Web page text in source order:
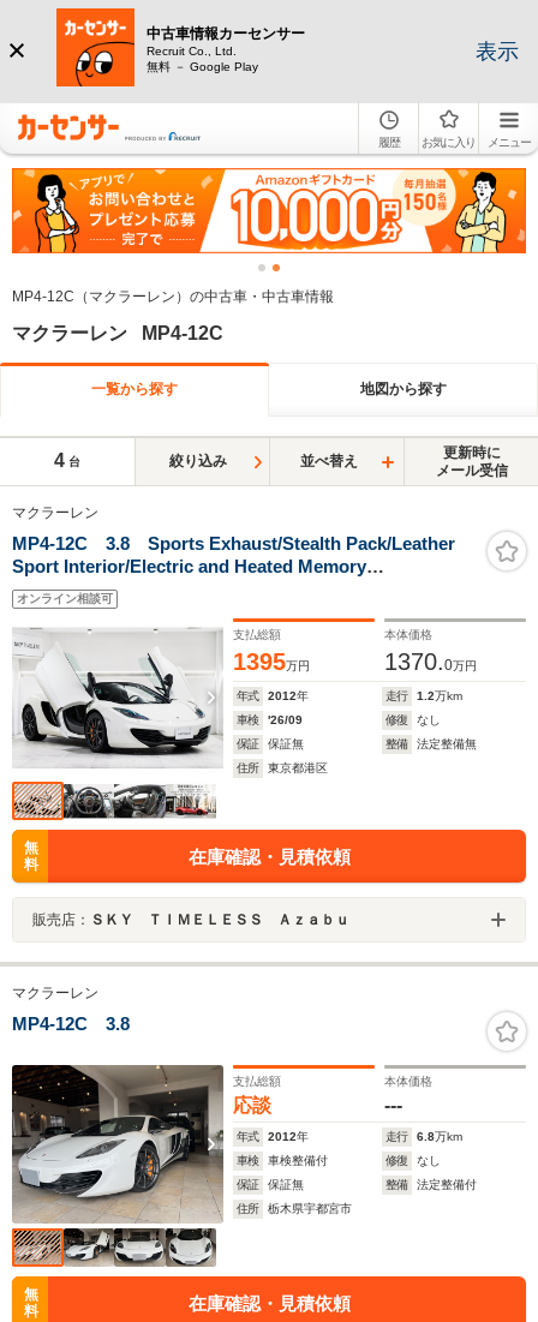
中古車情報カーセンサー
Recruit Co., Ltd.
無料 － Google Play
表示
履歴 お気に入り メニュー
MP4-12C（マクラーレン）の中古車・中古車情報
マクラーレン MP4-12C
一覧から探す 地図から探す
4 台 絞り込み 並べ替え
更新時に
メール受信
マクラーレン
MP4-12C 3.8 Sports Exhaust/Stealth Pack/Leather
Sport Interior/Electric and Heated Memory
Seats/Carbon Fibre Interior Upgrade
オンライン相談可
支払総額
1395万円
本体価格
1370.0万円
年式 2012年 走行 1.2万km
車検
'26/09 修復
なし
保証
保証無 整備
法定整備無
住所
東京都港区
無
料
在庫確認・見積依頼
販売店： ＳＫＹ ＴＩＭＥＬＥＳＳ Ａｚａｂｕ
マクラーレン
MP4-12C 3.8
支払総額
応談
本体価格
---
年式 2012年 走行 6.8万km
車検
車検整備付 修復
なし
保証
保証無 整備
法定整備付
住所
栃木県宇都宮市
無
料
在庫確認・見積依頼